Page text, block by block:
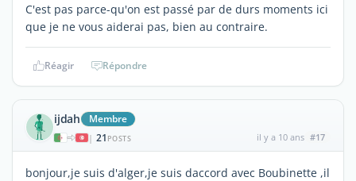
C'est pas parce-qu'on est passé par de durs moments ici
que je ne vous aiderai pas, bien au contraire.
Réagir Répondre
ijdah Membre
| 21 POSTS il y a 10 ans #17
bonjour,je suis d'alger,je suis daccord avec Boubinette ,il